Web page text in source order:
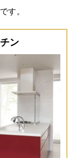
す。
ン